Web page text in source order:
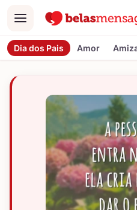
Menu
Dia dos Pais Amor